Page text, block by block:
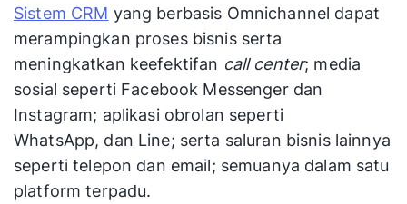
Sistem CRM yang berbasis Omnichannel dapat
merampingkan proses bisnis serta
meningkatkan keefektifan call center; media
sosial seperti Facebook Messenger dan
Instagram; aplikasi obrolan seperti
WhatsApp, dan Line; serta saluran bisnis lainnya
seperti telepon dan email; semuanya dalam satu
platform terpadu.